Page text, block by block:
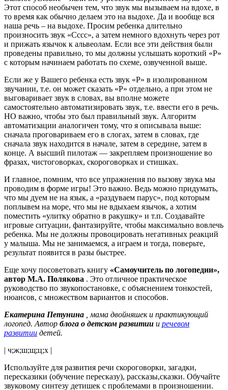
Этот способ необычен тем, что звук мы вызываем на вдохе, в
то время как обычно делаем это на выдохе. Да и вообще вся
наша речь – на выдохе. Просим ребенка длительно
произносить звук «Сссс», а затем немного вдохнуть через рот
и прижать язычок к альвеолам. Если все эти действия были
проведены правильно, то мы должны услышать короткий «Р»
с которым начинаем работать по схеме, озвученной выше.
Если же у Вашего ребенка есть звук «Р» в изолированном
звучании, т.е. он может сказать «Р» отдельно, а при этом не
выговаривает звук в словах, вы вполне можете
самостоятельно автоматизировать звук, т.е. ввести его в речь.
НО важно, чтобы это был правильный звук. Алгоритм
автоматизации аналогичен тому, что я описывала выше:
сначала проговариваем его в слогах, затем в словах, где
сначала звук находится в начале, затем в середине, затем в
конце. А высший пилотаж — закрепляем произношение во
фразах, чистоговорках, скороговорках и стишках.
И главное, помним, что все упражнения по вызову звука мы
проводим в форме игры! Это важно. Ведь можно придумать,
что мы дуем не на язык, а «раздуваем парус», под которым
поплывем на море, что мы не вдыхаем язычок, а хотим
поместить «улитку обратно в ракушку» и т.п. Создавайте
игровые ситуации, фантазируйте, чтобы максимально вовлечь
ребенка. Мы не должны провоцировать негативных реакций
у малыша. Мы не занимаемся, а играем и тогда, поверьте,
результат появится в разы быстрее.
Еще хочу посоветовать книгу «Самоучитель по логопедии»,
автор М.А. Полякова . Это отличное практическое
руководство по звукопостановке, с объяснением тонкостей,
нюансов, с множеством вариантов и способов.
Екатерина Петунина
, мама двойняшек и практикующий
логопед. Автор блога о детском развитии и речевом
развитии детей.
| ч;ж;ш;щ;ц;х |
Используйте для развития речи скороговорки, загадки,
пересказики (обучение пересказу), рассказы,сказки. Обучайте
звуковому синтезу детишек с проблемами в произношении.